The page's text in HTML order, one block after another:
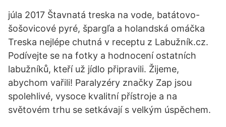
júla 2017 Štavnatá treska na vode, batátovo-
šošovicové pyré, špargľa a holandská omáčka
Treska nejlépe chutná v receptu z Labužník.cz.
Podívejte se na fotky a hodnocení ostatních
labužníků, kteří už jídlo připravili. Žijeme,
abychom vařili! Paralyzéry značky Zap jsou
spolehlivé, vysoce kvalitní přístroje a na
světovém trhu se setkávají s velkým úspěchem.